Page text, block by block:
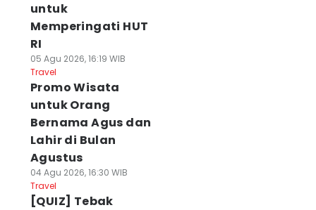
untuk
Memperingati HUT
RI
05 Agu 2026, 16:19 WIB
Travel
Promo Wisata
untuk Orang
Bernama Agus dan
Lahir di Bulan
Agustus
04 Agu 2026, 16:30 WIB
Travel
[QUIZ] Tebak